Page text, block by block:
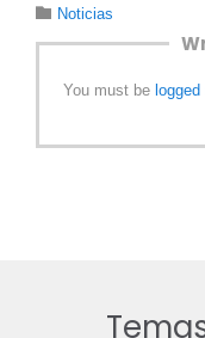
 Category
Noticias
You must be logged